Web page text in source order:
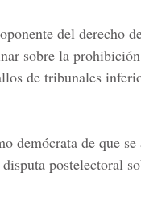
del derecho
sobre la
de tribunales
demócrata de que
postelectoral